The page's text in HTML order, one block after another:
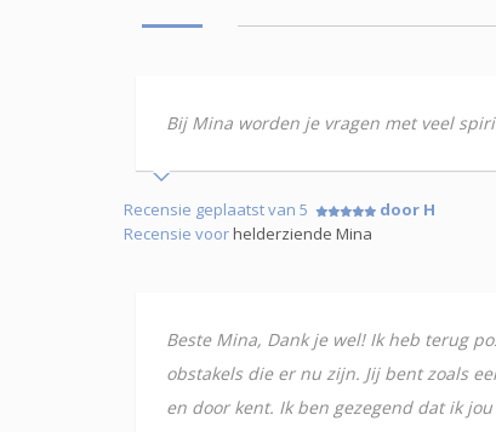
Bij Mina worden je vragen met veel
Recensie geplaatst van 5
door H
Recensie voorhelderziende Mina
Beste Mina, Dank je wel! Ik heb terug
obstakels die er nu zijn. Jij bent zoals
en door kent. Ik ben gezegend dat ik